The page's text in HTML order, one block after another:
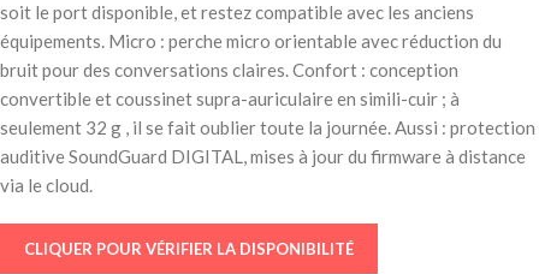
soit le port disponible, et restez compatible avec les anciens
équipements. Micro : perche micro orientable avec réduction du
bruit pour des conversations claires. Confort : conception
convertible et coussinet supra-auriculaire en simili-cuir ; à
seulement 32 g , il se fait oublier toute la journée. Aussi : protection
auditive SoundGuard DIGITAL, mises à jour du firmware à distance
via le cloud.
CLIQUER POUR VÉRIFIER LA DISPONIBILITÉ